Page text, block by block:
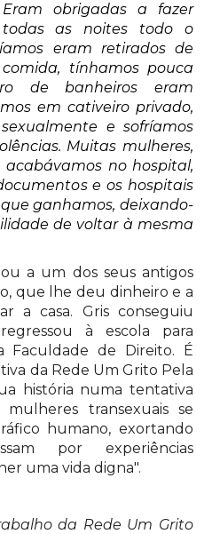
obrigadas a fazer
as noites todo o
eram retirados de
tínhamos pouca
de banheiros eram
em cativeiro privado,
e sofríamos
Muitas mulheres,
no hospital,
e os hospitais
ganhamos, deixando-
de voltar à mesma
a um dos seus antigos
que lhe deu dinheiro e a
a casa. Gris conseguiu
à escola para
Faculdade de Direito. É
da Rede Um Grito Pela
história numa tentativa
transexuais se
humano, exortando
por experiências
uma vida digna".
da Rede Um Grito